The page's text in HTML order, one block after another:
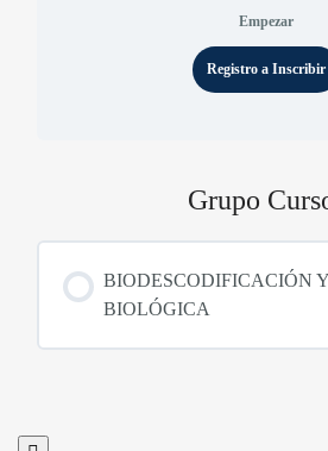
Empezar
Registro a Inscribir
Grupo
BIODESCODIFICACIÓN
BIOLÓGICA